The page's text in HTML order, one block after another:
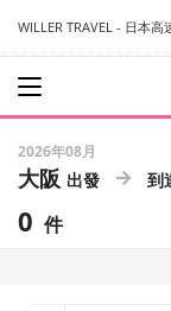
WILLER TRAVEL - 日本
2026年08月
大阪
0 件